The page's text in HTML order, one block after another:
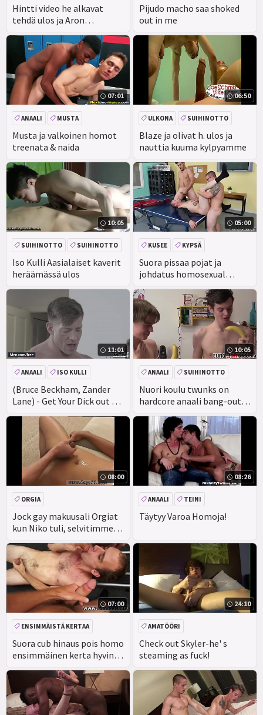
Hintti video he alkavat
tehdä ulos ja Aron
Syväkurkku
KASVOJEN
Pijudo macho saa shoked
out in me
AMATÖÖRI
EEBENPUU
07:01
Musta ja valkoinen homot
treenata & naida
ANAALI
MUSTA
ROTUJENVÄLINEN
SUIHINOTTO
06:50
Blaze ja olivat h. ulos ja
nauttia kuuma kylpyamme
ULKONA
SUIHINOTTO
AMATÖÖRI
CEEINJECT. GEN! EV
10:05
Iso Kulli Aasialaiset kaverit
heräämässä ulos
SUIHINOTTO
SUIHINOTTO
AASIAN
ISO KULLI
05:00
Suora pissaa pojat ja
johdatus homosexual
bang-out hetero kypsä
KUSEE
KYPSÄ
SUIHINOTTO
11:01
(Bruce Beckham, Zander
Lane) - Get Your Dick out My
step Son-Osa 2 -
ANAALI ISO KULLI
10:05
Nuori koulu twunks on
hardcore anaali bang-out
asuntolassa
ANAALI
SUIHINOTTO
ISO KULLI
08:00
Jock gay makuusali Orgiat
kun Niko tuli, selvitimme
miksi Pallit olivat
ORGIA
08:26
Täytyy Varoa Homoja!
ANAALI
TEINI
SUIHINOTTO
PERSE
07:00
Suora cub hinaus pois homo
ensimmäinen kerta hyvin
Sinun noin selvittää
ENSIMMÄISTÄ KERTAA
SUIHINOTTO
JULKINEN
24:10
Check out Skyler-he' s
steaming as fuck!
AMATÖÖRI